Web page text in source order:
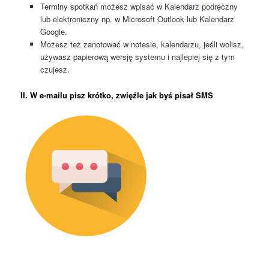
Terminy spotkań możesz wpisać w Kalendarz podręczny
lub elektroniczny np. w Microsoft Outlook lub Kalendarz
Google.
Możesz też zanotować w notesie, kalendarzu, jeśli wolisz,
używasz papierową wersję systemu i najlepiej się z tym
czujesz.
II. W e-mailu pisz krótko, zwięźle jak byś pisał SMS